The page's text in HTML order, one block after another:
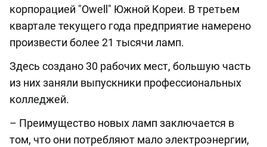
корпорацией "Owell" Южной Кореи. В третьем
квартале текущего года предприятие намерено
произвести более 21 тысячи ламп.
Здесь создано 30 рабочих мест, большую часть
из них заняли выпускники профессиональных
колледжей.
– Преимущество новых ламп заключается в
том, что они потребляют мало электроэнергии,